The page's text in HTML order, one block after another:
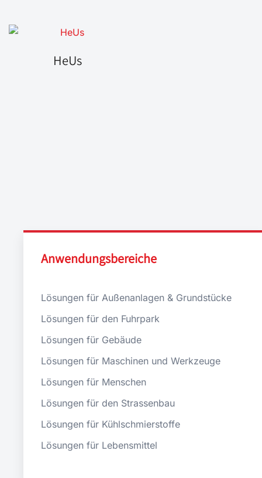
HeUs
Anwendungsbereiche
Lösungen für Außenanlagen & Grundstücke
Lösungen für den Fuhrpark
Lösungen für Gebäude
Lösungen für Maschinen und Werkzeuge
Lösungen für Menschen
Lösungen für den Strassenbau
Lösungen für Kühlschmierstoffe
Lösungen für Lebensmittel